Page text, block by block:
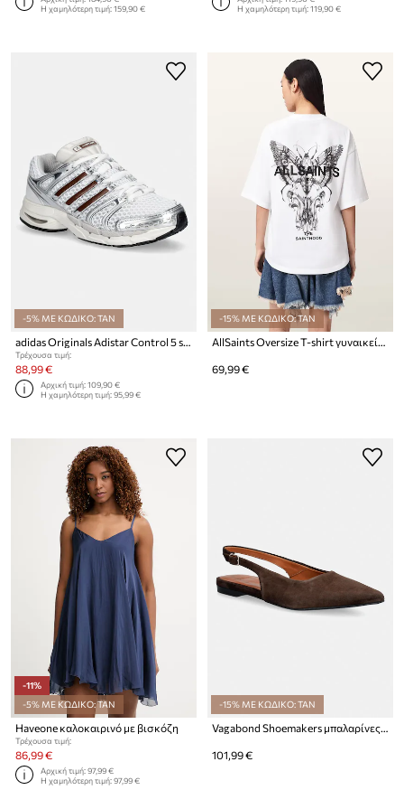
Η χαμηλότερη τιμή:159,90 €
Η χαμηλότερη τιμή:119,90 €
-5% ΜΕ ΚΩΔΙΚΟ: TAN
Τρέχουσα τιμή:
88,99 €
Αρχική τιμή:109,90 €
Η χαμηλότερη τιμή:95,99 €
-15% ΜΕ ΚΩΔΙΚΟ: TAN
69,99 €
-11%
-5% ΜΕ ΚΩΔΙΚΟ: TAN
Haveone καλοκαιρινό με βισκόζη
Τρέχουσα τιμή:
86,99 €
Αρχική τιμή:97,99 €
Η χαμηλότερη τιμή:97,99 €
-15% ΜΕ ΚΩΔΙΚΟ: TAN
Vagabond Shoemakers μπαλαρίνες σουέτ HERMINE
101,99 €